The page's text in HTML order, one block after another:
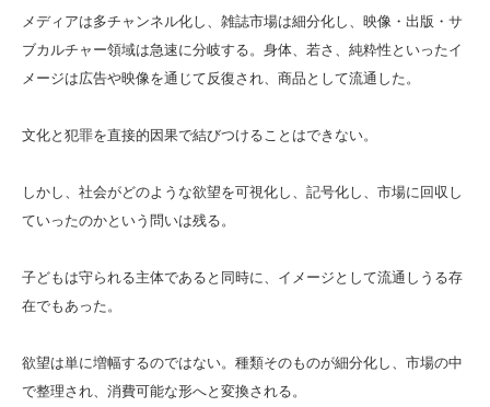
メディアは多チャンネル化し、雑誌市場は細分化し、映像・出版・サ
ブカルチャー領域は急速に分岐する。身体、若さ、純粋性といったイ
メージは広告や映像を通じて反復され、商品として流通した。
文化と犯罪を直接的因果で結びつけることはできない。
しかし、社会がどのような欲望を可視化し、記号化し、市場に回収し
ていったのかという問いは残る。
子どもは守られる主体であると同時に、イメージとして流通しうる存
在でもあった。
欲望は単に増幅するのではない。種類そのものが細分化し、市場の中
で整理され、消費可能な形へと変換される。